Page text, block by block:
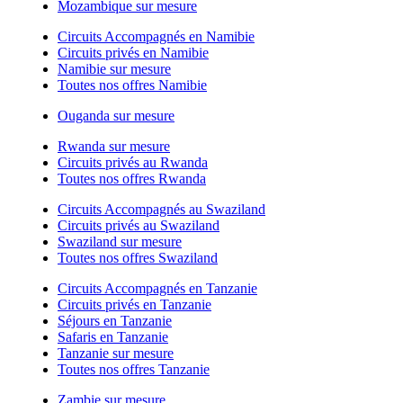
Mozambique sur mesure
Circuits Accompagnés en Namibie
Circuits privés en Namibie
Namibie sur mesure
Toutes nos offres Namibie
Ouganda sur mesure
Rwanda sur mesure
Circuits privés au Rwanda
Toutes nos offres Rwanda
Circuits Accompagnés au Swaziland
Circuits privés au Swaziland
Swaziland sur mesure
Toutes nos offres Swaziland
Circuits Accompagnés en Tanzanie
Circuits privés en Tanzanie
Séjours en Tanzanie
Safaris en Tanzanie
Tanzanie sur mesure
Toutes nos offres Tanzanie
Zambie sur mesure